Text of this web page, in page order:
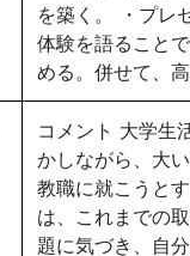
を築く。 ・プレ
体験を語ること
める。併せて、
コメント 大学生
かしながら、大
教職に就こうと
は、これまでの
題に気づき、自